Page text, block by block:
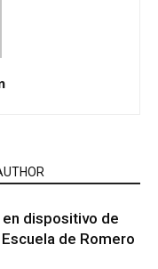
en dispositivo de
de Romero